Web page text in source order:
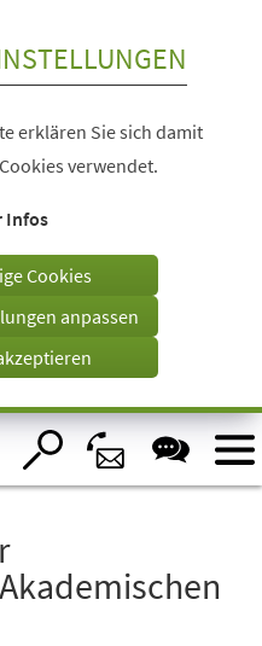
erklären Sie sich damit
verwendet.
Infos
Cookies
anpassen